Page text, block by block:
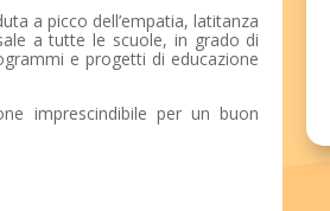
a picco dell’empatia, latitanza
a tutte le scuole, in grado di
e progetti di educazione
imprescindibile per un buon